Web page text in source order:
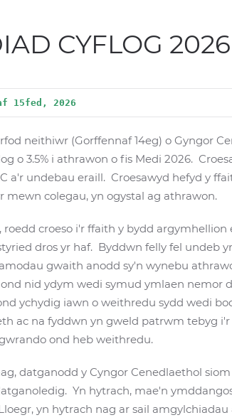
CYFLOG
15fed, 2026
neithiwr (Gorffennaf 14eg) o Gyngor
o 3.5% i athrawon o fis Medi 2026.
a'r undebau eraill. Croesawyd hefyd y
mewn colegau, yn ogystal ag athrawon.
roedd croeso i'r ffaith y bydd
dros yr haf. Byddwn felly fel undeb
gwaith anodd sy'n wynebu
nid ydym wedi symud ymlaen nemor
ychydig iawn o weithredu sydd wedi
ac na fyddwn yn gweld patrwm tebyg
ond heb weithredu.
datganodd y Cyngor Cenedlaethol
Yn hytrach, mae'n
yn hytrach nag ar sail